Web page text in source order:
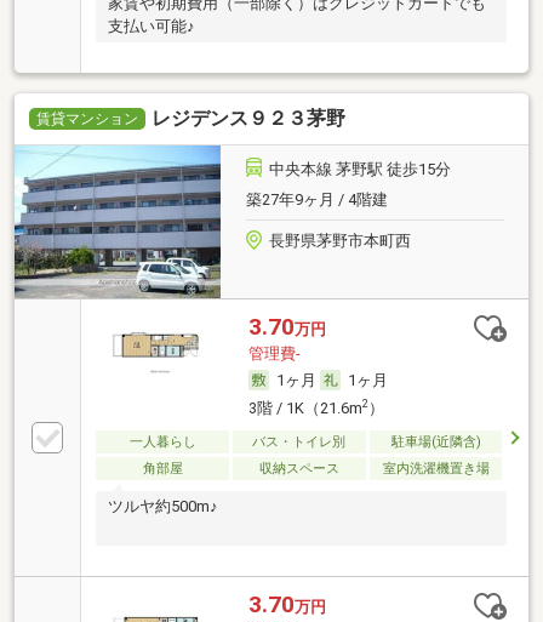
支払い可能♪
賃貸マンション レジデンス９２３茅野
中央本線 茅野駅 徒歩15分
築27年9ヶ月 / 4階建
長野県茅野市本町西
3.70万円
管理費-
1ヶ月
1ヶ月
3階 / 1K（21.6m2）
一人暮らし バス・トイレ別
駐車場(近隣含)
角部屋
収納スペース 室内洗濯機置き場
ツルヤ約500m♪
3.70万円